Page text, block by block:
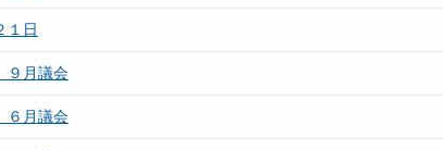
１日
９月議会
６月議会